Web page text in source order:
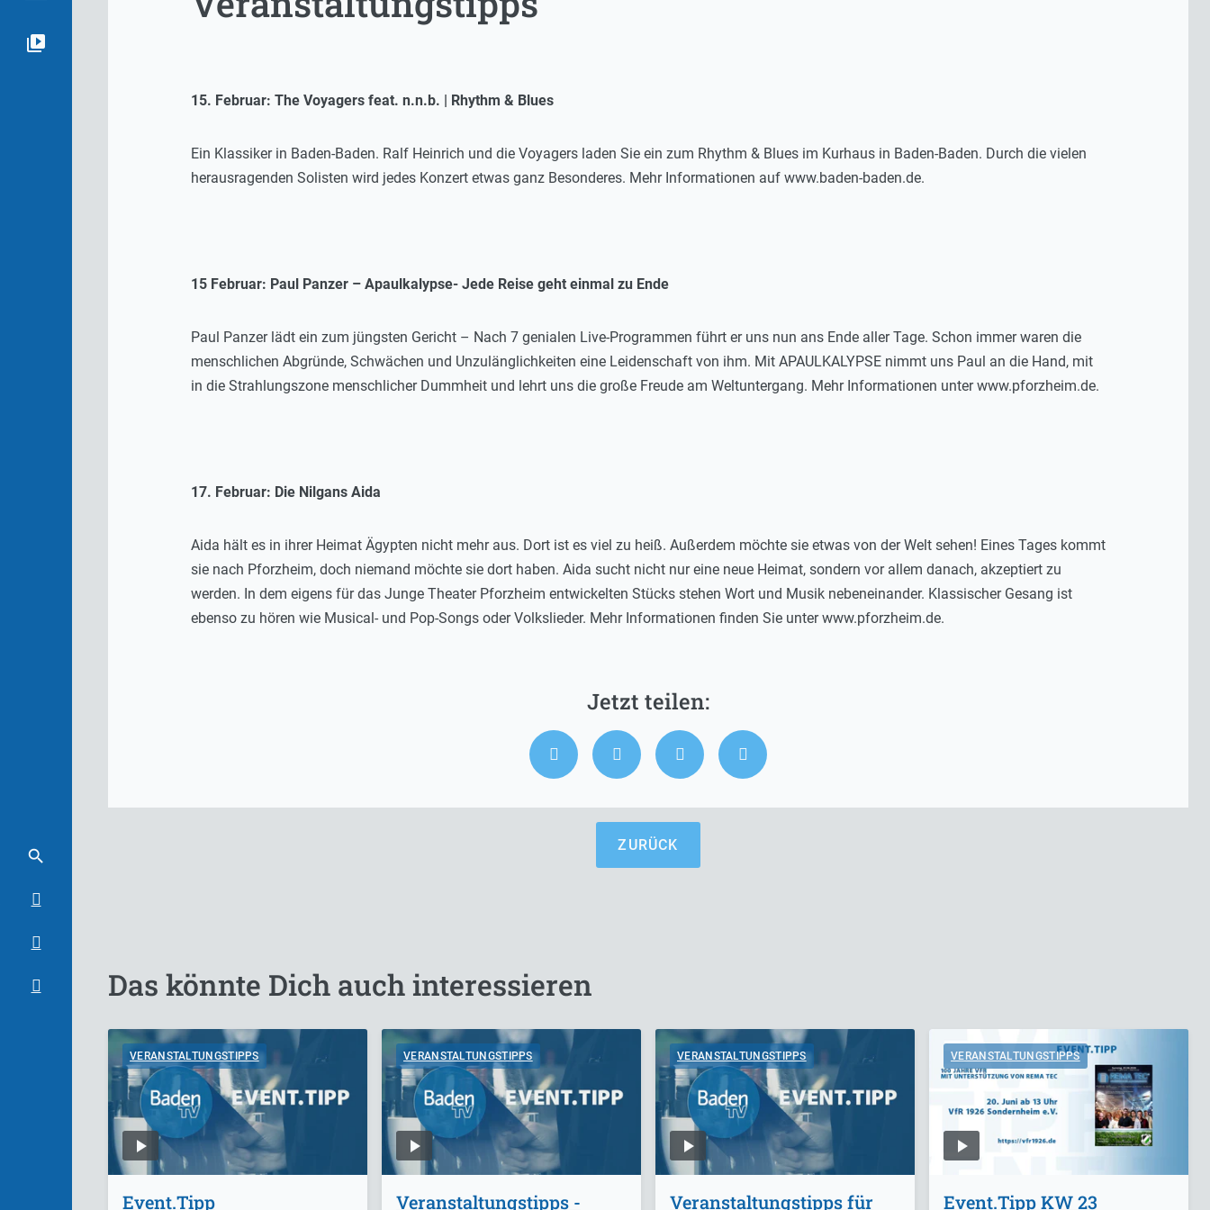
15. Februar: The Voyagers feat. n.n.b. | Rhythm & Blues
Ein Klassiker in Baden-Baden. Ralf Heinrich und die Voyagers laden Sie ein zum Rhythm & Blues im Kurhaus in Baden-Baden. Durch die vielen
herausragenden Solisten wird jedes Konzert etwas ganz Besonderes. Mehr Informationen auf www.baden-baden.de.
15 Februar: Paul Panzer – Apaulkalypse- Jede Reise geht einmal zu Ende
Paul Panzer lädt ein zum jüngsten Gericht – Nach 7 genialen Live-Programmen führt er uns nun ans Ende aller Tage. Schon immer waren die
menschlichen Abgründe, Schwächen und Unzulänglichkeiten eine Leidenschaft von ihm. Mit APAULKALYPSE nimmt uns Paul an die Hand, mit
in die Strahlungszone menschlicher Dummheit und lehrt uns die große Freude am Weltuntergang. Mehr Informationen unter www.pforzheim.de.
17. Februar: Die Nilgans Aida
Aida hält es in ihrer Heimat Ägypten nicht mehr aus. Dort ist es viel zu heiß. Außerdem möchte sie etwas von der Welt sehen! Eines Tages kommt
sie nach Pforzheim, doch niemand möchte sie dort haben. Aida sucht nicht nur eine neue Heimat, sondern vor allem danach, akzeptiert zu
werden. In dem eigens für das Junge Theater Pforzheim entwickelten Stücks stehen Wort und Musik nebeneinander. Klassischer Gesang ist
ebenso zu hören wie Musical- und Pop-Songs oder Volkslieder. Mehr Informationen finden Sie unter www.pforzheim.de.
ZURÜCK
Das könnte Dich auch interessieren
VERANSTALTUNGSTIPPS
Event.Tipp
VERANSTALTUNGSTIPPS
Veranstaltungstipps -
VERANSTALTUNGSTIPPS
Veranstaltungstipps für
VERANSTALTUNGSTIPPS
Event.Tipp KW 23